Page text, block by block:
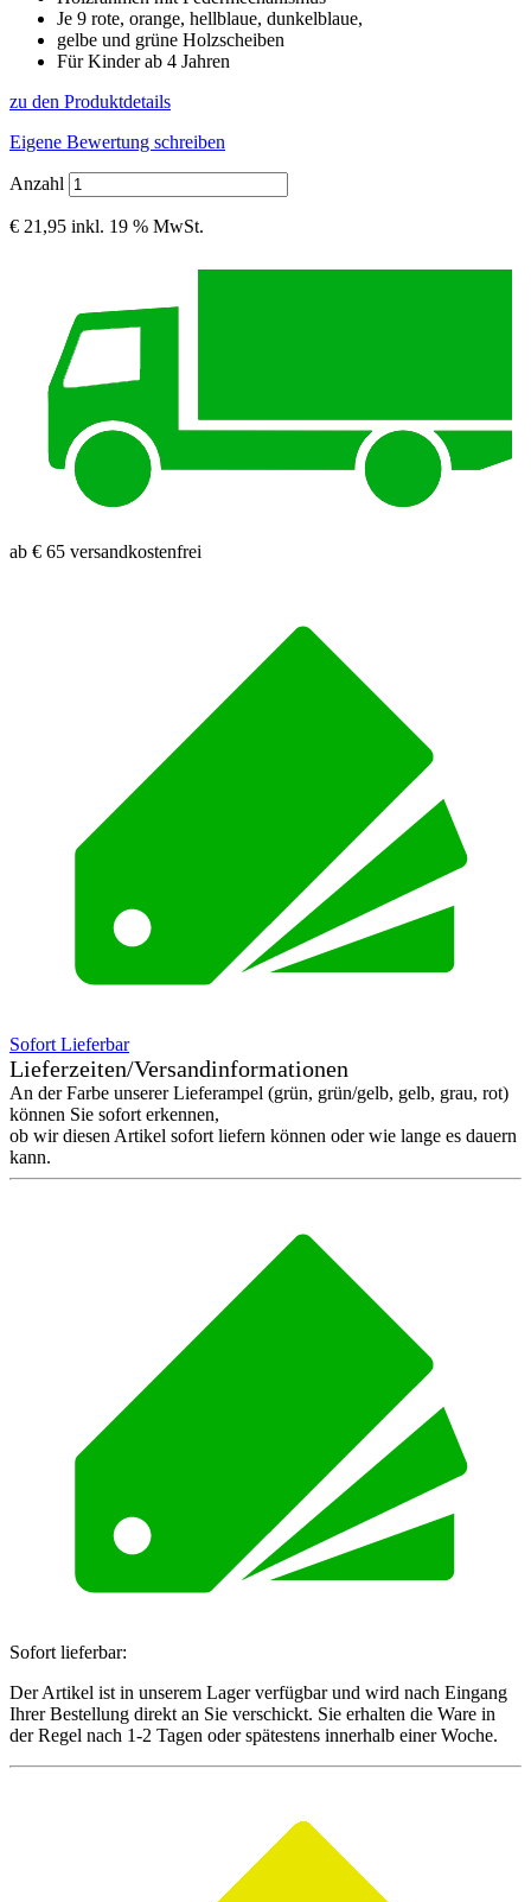
Je 9 rote, orange, hellblaue, dunkelblaue,
gelbe und grüne Holzscheiben
Für Kinder ab 4 Jahren
zu den Produktdetails
Eigene Bewertung schreiben
Anzahl
€ 21,95 inkl. 19 % MwSt.
ab € 65 versandkostenfrei
Sofort Lieferbar
Lieferzeiten/Versandinformationen
An der Farbe unserer Lieferampel (grün, grün/gelb, gelb, grau, rot)
können Sie sofort erkennen,
ob wir diesen Artikel sofort liefern können oder wie lange es dauern
kann.
Sofort lieferbar:
Der Artikel ist in unserem Lager verfügbar und wird nach Eingang
Ihrer Bestellung direkt an Sie verschickt. Sie erhalten die Ware in
der Regel nach 1-2 Tagen oder spätestens innerhalb einer Woche.